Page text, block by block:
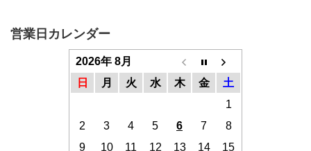
営業日カレンダー
2026年 8月
日
月 火 水 木 金
土
1
2
3 4 5 6 7
8
9
10 11 12 13 14
15